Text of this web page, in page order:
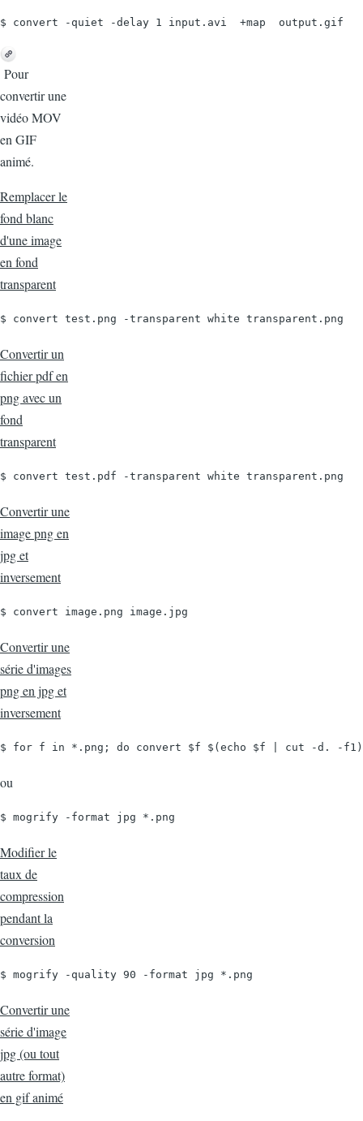
$ convert -quiet -delay 1 input.avi  +map  output.gif
Pour
convertir une
vidéo MOV
en GIF
animé.
Remplacer le
fond blanc
d'une image
en fond
transparent
$ convert test.png -transparent white transparent.png
Convertir un
fichier pdf en
png avec un
fond
transparent
$ convert test.pdf -transparent white transparent.png
Convertir une
image png en
jpg et
inversement
$ convert image.png image.jpg
Convertir une
série d'images
png en jpg et
inversement
$ for f in *.png; do convert $f $(echo $f | cut -d. -
ou
$ mogrify -format jpg *.png
Modifier le
taux de
compression
pendant la
conversion
$ mogrify -quality 90 -format jpg *.png
Convertir une
série d'image
jpg (ou tout
autre format)
en gif animé